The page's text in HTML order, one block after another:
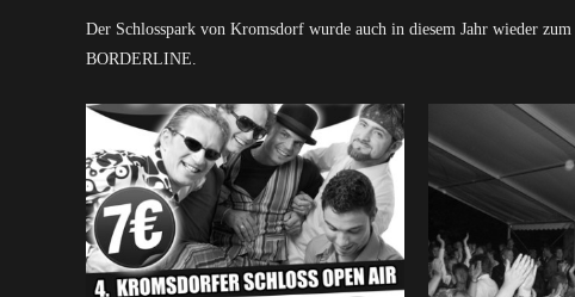
Der Schlosspark von Kromsdorf wurde auch in diesem Jahr wieder
BORDERLINE.